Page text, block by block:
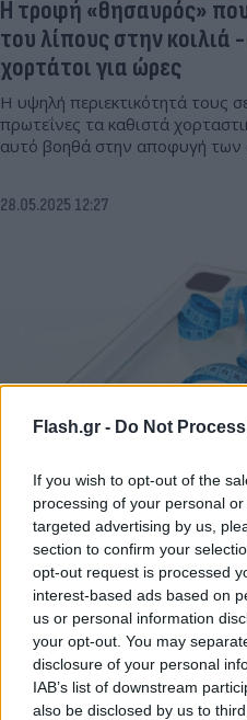
Flash.gr - Do Not
If you wish to opt-out of the
processing of your personal
targeted advertising by us,
section to confirm your
opt-out request is processed
interest-based ads based on
us or personal information
your opt-out. You may
disclosure of your personal
IAB’s list of downstream
also be disclosed by us to
H τροφή «θησαυρός»
του λίπους στην κοιλιά
χορτάτοι για ώρες
Η υψηλή περιεκτικότητά τους
πρωτεΐνες τα καθιστά
αυτό βοηθά στην αποφυγή των
28.05.2025 12:27
Προσοχή σε καλλυντικό
Ανακοίνωση του ΕΟΦ
Ο ΕΟΦ γνωστοποίησε ότι
καλλυντικού που διαφημίζει
26.03.2025 15:48